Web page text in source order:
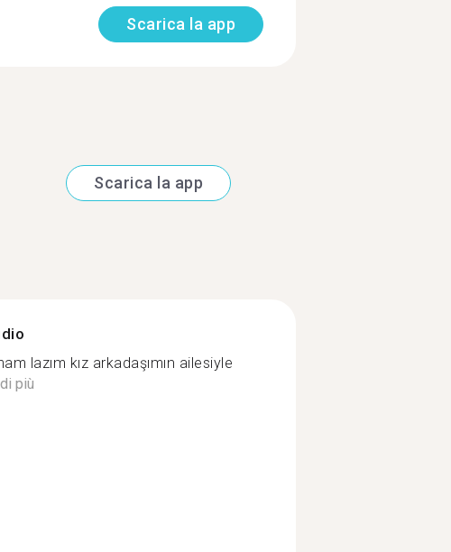
Scarica la app
Scarica la app
lazım kız arkadaşımın ailesiyle
più